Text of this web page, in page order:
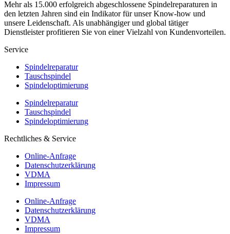
Mehr als 15.000 erfolgreich abgeschlossene Spindelreparaturen in
den letzten Jahren sind ein Indikator für unser Know-how und
unsere Leidenschaft. Als unabhängiger und global tätiger
Dienstleister profitieren Sie von einer Vielzahl von Kundenvorteilen.
Service
Spindelreparatur
Tauschspindel
Spindeloptimierung
Spindelreparatur
Tauschspindel
Spindeloptimierung
Rechtliches & Service
Online-Anfrage
Datenschutzerklärung
VDMA
Impressum
Online-Anfrage
Datenschutzerklärung
VDMA
Impressum